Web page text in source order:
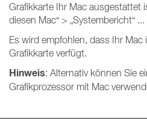
Grafikkarte Ihr Mac ausgestattet
diesen Mac“ > „Systembericht“
Es wird empfohlen, dass Ihr Mac
Grafikkarte verfügt.
Hinweis: Alternativ können Sie
Grafikprozessor mit Mac